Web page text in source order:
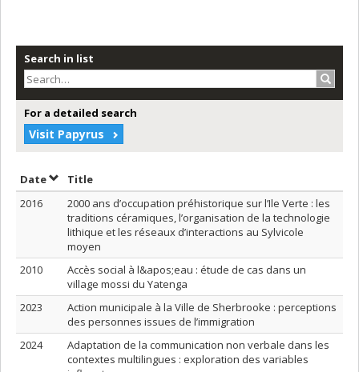
Search in list
For a detailed search
Visit Papyrus
DateSort by date in ascending order
Title
2016
2000 ans d’occupation préhistorique sur l’Ile Verte : les
traditions céramiques, l’organisation de la technologie
lithique et les réseaux d’interactions au Sylvicole
moyen
2010
Accès social à l&apos;eau : étude de cas dans un
village mossi du Yatenga
2023
Action municipale à la Ville de Sherbrooke : perceptions
des personnes issues de l’immigration
2024
Adaptation de la communication non verbale dans les
contextes multilingues : exploration des variables